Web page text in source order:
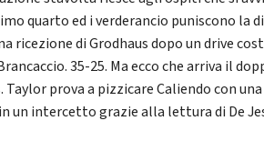
quarto ed i verderancio puniscono la
ricezione di Grodhaus dopo un drive
35-25. Ma ecco che arriva il
Taylor prova a pizzicare Caliendo con
un intercetto grazie alla lettura di De